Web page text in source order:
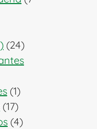
2424
productos
11
producto
1717
productos
44